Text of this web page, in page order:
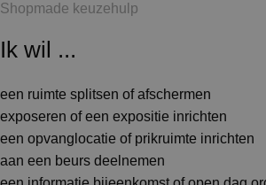
Shopmade keuzehulp
Ik wil ...
een ruimte splitsen of afschermen
exposeren of een expositie inrichten
een opvanglocatie of prikruimte inrichten
aan een beurs deelnemen